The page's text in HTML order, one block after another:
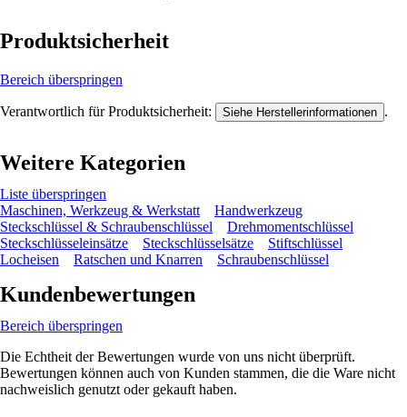
Produktsicherheit
Bereich überspringen
Verantwortlich für Produktsicherheit: Siehe Herstellerinformationen .
Weitere Kategorien
Liste überspringen
Maschinen, Werkzeug & Werkstatt
Handwerkzeug
Steckschlüssel & Schraubenschlüssel
Drehmomentschlüssel
Steckschlüsseleinsätze
Steckschlüsselsätze
Stiftschlüssel
Locheisen
Ratschen und Knarren Schraubenschlüssel
Kundenbewertungen
Bereich überspringen
Die Echtheit der Bewertungen wurde von uns nicht überprüft.
Bewertungen können auch von Kunden stammen, die die Ware nicht
nachweislich genutzt oder gekauft haben.